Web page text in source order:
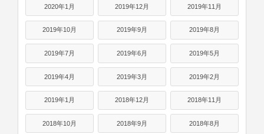
2020年1月 2019年12月 2019年11月
2019年10月 2019年9月 2019年8月
2019年7月 2019年6月 2019年5月
2019年4月 2019年3月 2019年2月
2019年1月 2018年12月 2018年11月
2018年10月 2018年9月 2018年8月